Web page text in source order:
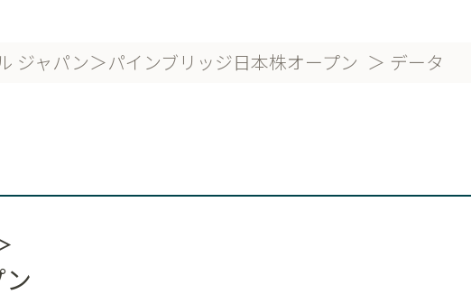
ジャパン＞パインブリッジ日本株オープン データ